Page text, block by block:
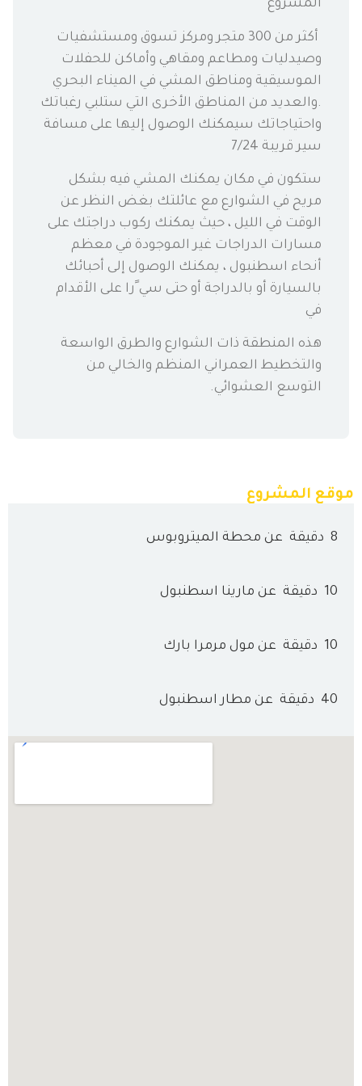
المشروع
أكثر من 300 متجر ومركز تسوق ومستشفيات
وصيدليات ومطاعم ومقاهي وأماكن للحفلات
الموسيقية ومناطق المشي في الميناء البحري
.والعديد من المناطق الأخرى التي ستلبي رغباتك
واحتياجاتك سيمكنك الوصول إليها على مسافة
سير قريبة 7/24
ستكون في مكان يمكنك المشي فيه بشكل
مريح في الشوارع مع عائلتك بغض النظر عن
الوقت في الليل ، حيث يمكنك ركوب دراجتك على
مسارات الدراجات غير الموجودة في معظم
أنحاء اسطنبول ، يمكنك الوصول إلى أحبائك
بالسيارة أو بالدراجة أو حتى سي ًرا على الأقدام
في
هذه المنطقة ذات الشوارع والطرق الواسعة
والتخطيط العمراني المنظم والخالي من
التوسع العشوائي.
موقع المشروع
8 دقيقة عن محطة الميتروبوس
10 دقيقة عن مارينا اسطنبول
10 دقيقة عن مول مرمرا بارك
40 دقيقة عن مطار اسطنبول